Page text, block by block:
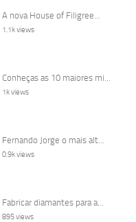
A nova House of Filigree...
1.1k views
Conheças as 10 maiores mi...
1k views
Fernando Jorge o mais alt...
0.9k views
Fabricar diamantes para a...
895 views